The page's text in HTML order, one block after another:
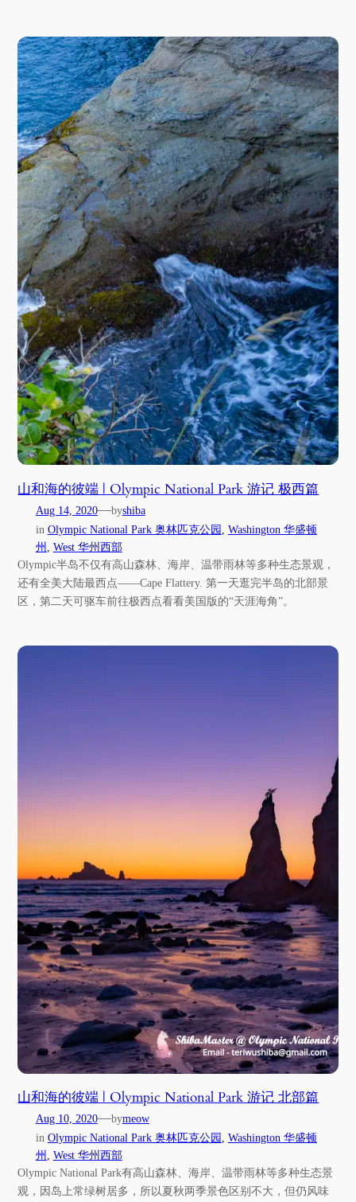
山和海的彼端 | Olympic National Park 游记 极西篇
Aug 14, 2020—byshiba
in Olympic National Park 奥林匹克公园
Washington 华盛顿
州
West 华州西部
Olympic半岛不仅有高山森林、海岸、温带雨林等多种生态景观，
还有全美大陆最西点——Cape Flattery. 第一天逛完半岛的北部景
区，第二天可驱车前往极西点看看美国版的“天涯海角”。
山和海的彼端 | Olympic National Park 游记 北部篇
Aug 10, 2020—bymeow
in Olympic National Park 奥林匹克公园, Washington 华盛顿
州 , West 华州西部
Olympic National Park有高山森林、海岸、温带雨林等多种生态景
观，因岛上常绿树居多，所以夏秋两季景色区别不大，但仍风味